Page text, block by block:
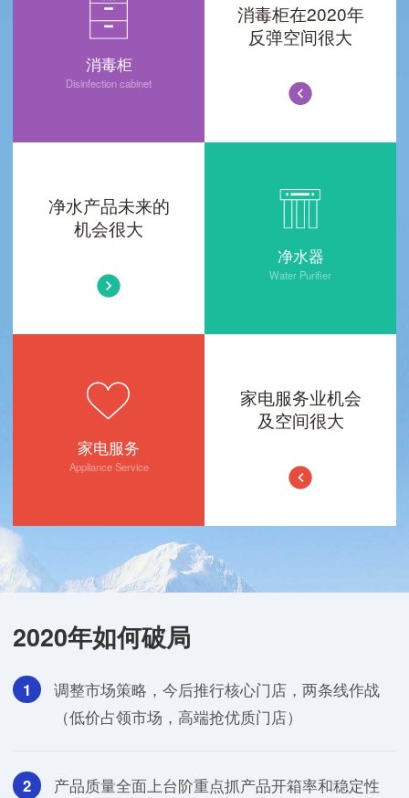
消毒柜
Disinfection cabinet
消毒柜在2020年
反弹空间很大
净水产品未来的
机会很大
净水器
Water Purifier
家电服务
Appliance Service
家电服务业机会
及空间很大
2020年如何破局
1
调整市场策略，今后推行核心门店，两条线作战
（低价占领市场，高端抢优质门店）
2 产品质量全面上台阶重点抓产品开箱率和稳定性